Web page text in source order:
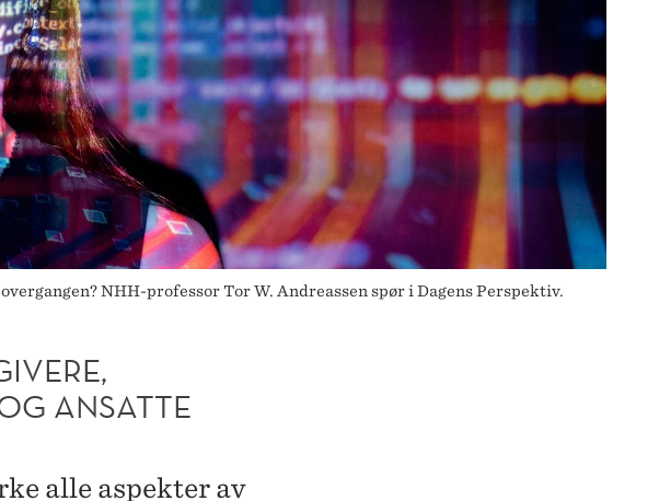
NHH-professor Tor W. Andreassen spør i Dagens Perspektiv.
ANSATTE
alle aspekter av